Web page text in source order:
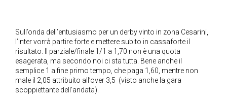
Sull’onda dell’entusiasmo per un derby vinto in zona Cesarini,
l’Inter vorrà partire forte e mettere subito in cassaforte il
risultato. Il parziale/finale 1/1 a 1,70 non è una quota
esagerata, ma secondo noi ci sta tutta. Bene anche il
semplice 1 a fine primo tempo, che paga 1,60, mentre non
male il 2,05 attribuito all’over 3,5 (visto anche la gara
scoppiettante dell’andata).